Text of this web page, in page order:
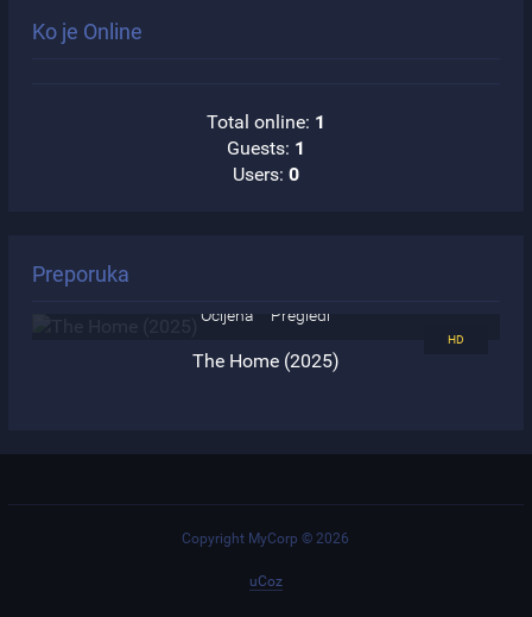
Ko je Online
Total online: 1
Guests: 1
Users: 0
Preporuka
Ocijena Pregledi
The Home (2025)
Copyright MyCorp © 2026
uCoz